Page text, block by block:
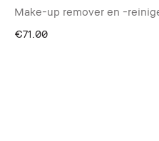
Make-up remover en -
€71.00